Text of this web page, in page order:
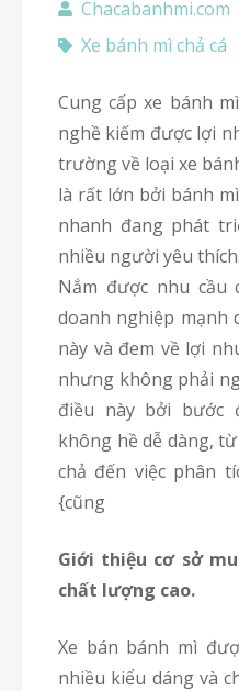
Chacabanhmi.com
Xe bánh mì chả cá
Cung cấp xe bánh mì cá chả cũng đang là 1
nghề kiếm được lợi
trường về loại xe
là rất lớn bởi bánh
nhanh đang phát
nhiều người yêu thích.
Nắm được nhu cầu
doanh nghiệp mạnh
này và đem về lợi
nhưng không phải
điều này bởi bước
không hề dễ dàng,
chả đến việc phân
{cũng
Giới thiệu cơ sở mua xe bánh mì giá rẻ –
chất lượng cao.
Xe bán bánh mì được thiết kế hiện đại với
nhiều kiểu dáng và